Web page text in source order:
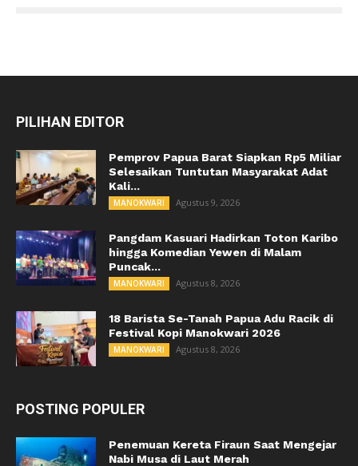
PILIHAN EDITOR
Pemprov Papua Barat Siapkan Rp5 Miliar
Selesaikan Tuntutan Masyarakat Adat
Kali...
MANOKWARI Agustus 9, 2026
Pangdam Kasuari Hadirkan Toton Karibo
hingga Komedian Yewen di Malam
Puncak...
MANOKWARI Agustus 8, 2026
18 Barista Se-Tanah Papua Adu Racik di
Festival Kopi Manokwari 2026
MANOKWARI Agustus 8, 2026
POSTING POPULER
Penemuan Kereta Firaun Saat Mengejar
Nabi Musa di Laut Merah